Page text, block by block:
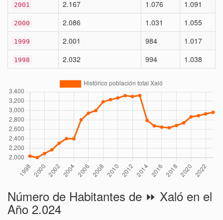
2001 2.167 1.076 1.091
2000 2.086 1.031 1.055
1999 2.001 984 1.017
1998 2.032 994 1.038
Número de Habitantes de ⏩ Xaló en el
Año 2.024